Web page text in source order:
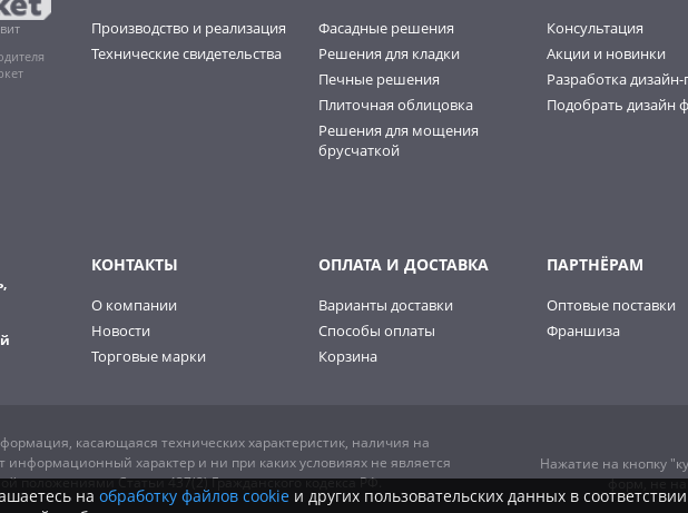
Производство и реализация
Технические свидетельства
Фасадные решения
Решения для кладки
Печные решения
Плиточная облицовка
Решения для мощения
брусчаткой
Консультация
Акции и новинки
Разработка
Подобрать дизайн
КОНТАКТЫ
О компании
Новости
Торговые марки
ОПЛАТА И ДОСТАВКА
Варианты доставки
Способы оплаты
Корзина
ПАРТНЁРАМ
Оптовые поставки
Франшиза
касающаяся технических характеристик, наличия на
информационный характер и ни при каких условияях не является
положениями Статьи 437(2) Гражданского кодекса РФ.
Нажатие на кнопку
форм, не
на обработку файлов cookie и других пользовательских данных в